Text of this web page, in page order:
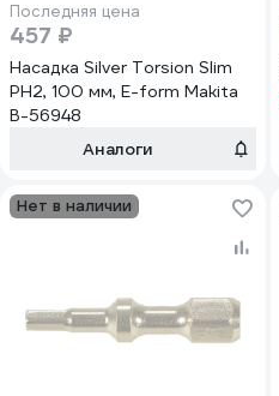
Последняя цена
457 ₽
Насадка Silver Torsion Slim
PH2, 100 мм, E-form Makita
B-56948
Аналоги
Нет в наличии